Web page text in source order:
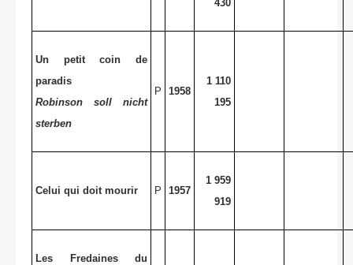
430
Un petit coin de
paradis
Robinson soll nicht
sterben
P 1958
1 110
195
Celui qui doit mourir P 1957
1 959
919
Les Fredaines du